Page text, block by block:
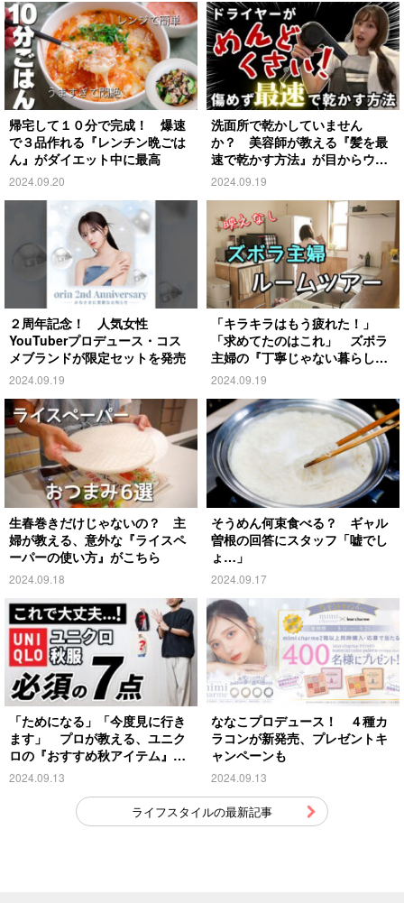
帰宅して１０分で完成！ 爆速
で３品作れる『レンチン晩ごは
ん』がダイエット中に最高
2024.09.20
洗面所で乾かしていません
か？ 美容師が教える『髪を最
速で乾かす方法』が目からウロ
コ
2024.09.19
２周年記念！ 人気女性
YouTuberプロデュース・コス
メブランドが限定セットを発売
2024.09.19
「キラキラはもう疲れた！」
「求めてたのはこれ」 ズボラ
主婦の『丁寧じゃない暮らし』
がこちら
2024.09.19
生春巻きだけじゃないの？ 主
婦が教える、意外な『ライスペ
ーパーの使い方』がこちら
2024.09.18
そうめん何束食べる？ ギャル
曽根の回答にスタッフ「嘘でし
ょ…」
2024.09.17
「ためになる」「今度見に行き
ます」 プロが教える、ユニク
ロの『おすすめ秋アイテム』が
こちら
2024.09.13
ななこプロデュース！ ４種カ
ラコンが新発売、プレゼントキ
ャンペーンも
2024.09.13
ライフスタイルの最新記事